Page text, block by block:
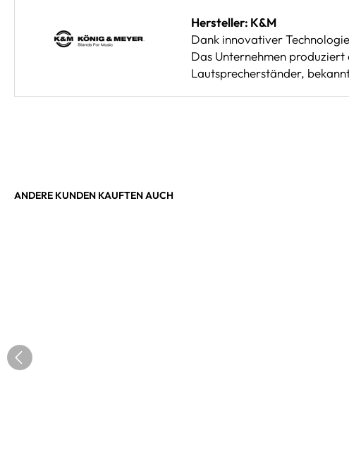
Hersteller: K&M
Dank innovativer
Das Unternehmen
Lautsprecherständer,
ANDERE KUNDEN KAUFTEN AUCH